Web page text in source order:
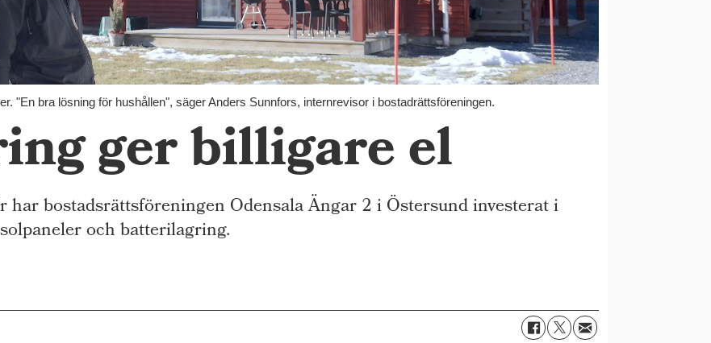
"En bra lösning för hushållen", säger Anders Sunnfors, internrevisor i bostadrättsföreningen.
ger billigare el
bostadsrättsföreningen Odensala Ängar 2 i Östersund investerat i
och batterilagring.